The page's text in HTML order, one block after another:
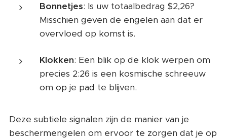
Bonnetjes: Is uw totaalbedrag $2,26?
Misschien geven de engelen aan dat er
overvloed op komst is.
Klokken: Een blik op de klok werpen om
precies 2:26 is een kosmische schreeuw
om op je pad te blijven.
Deze subtiele signalen zijn de manier van je
beschermengelen om ervoor te zorgen dat je op